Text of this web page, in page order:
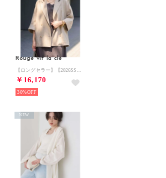
Rouge vif la cle
￥16,170
30%
NEW